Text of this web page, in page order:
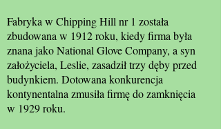
Fabryka w Chipping Hill nr 1 została
zbudowana w 1912 roku, kiedy firma była
znana jako National Glove Company, a syn
założyciela, Leslie, zasadził trzy dęby przed
budynkiem. Dotowana konkurencja
kontynentalna zmusiła firmę do zamknięcia
w 1929 roku.